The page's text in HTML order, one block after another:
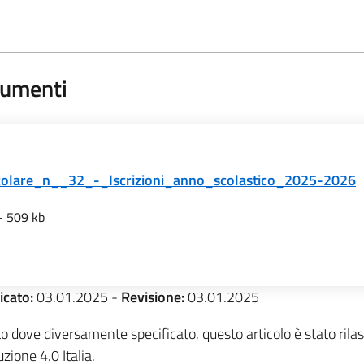
_Iscrizioni_anno_scolastico_2025-2026
509 kb
03.01.2025 - Revisione:03.01.2025
dove diversamente specificato, questo articolo è stato
4.0 Italia.